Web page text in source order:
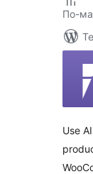
По-
Use